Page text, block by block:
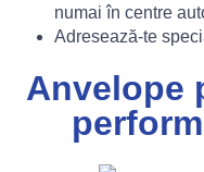
numai în centre
Adresează-te
Anvelope